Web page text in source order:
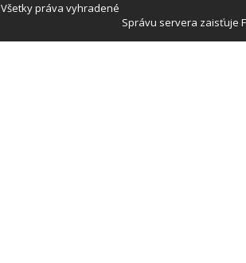
Všetky práva vyhradené
Správu servera zaisťuje